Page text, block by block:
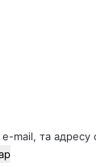
mail, та адресу